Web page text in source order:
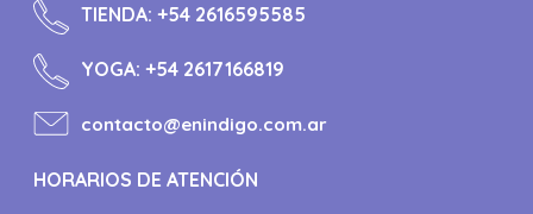
TIENDA:+54 2616595585
YOGA:+54 2617166819
contacto@enindigo.com.ar
HORARIOS DE ATENCIÓN